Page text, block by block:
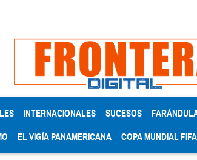
INTERNACIONALES SUCESOS
EL VIGÍA PANAMERICANA COPA MUNDIAL